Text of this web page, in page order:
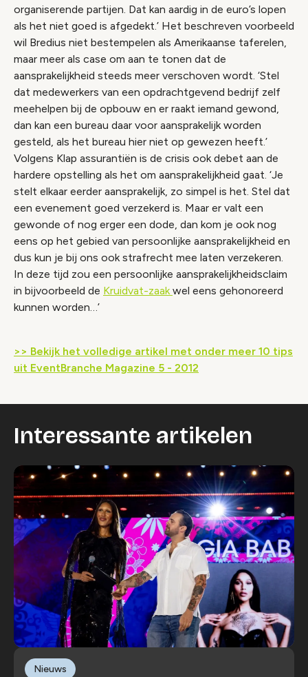
organiserende partijen. Dat kan aardig in de euro’s lopen
als het niet goed is afgedekt.’ Het beschreven voorbeeld
wil Bredius niet bestempelen als Amerikaanse taferelen,
maar meer als case om aan te tonen dat de
aansprakelijkheid steeds meer verschoven wordt. ‘Stel
dat medewerkers van een opdrachtgevend bedrijf zelf
meehelpen bij de opbouw en er raakt iemand gewond,
dan kan een bureau daar voor aansprakelijk worden
gesteld, als het bureau hier niet op gewezen heeft.’
Volgens Klap assurantiën is de crisis ook debet aan de
hardere opstelling als het om aansprakelijkheid gaat. ‘Je
stelt elkaar eerder aansprakelijk, zo simpel is het. Stel dat
een evenement goed verzekerd is. Maar er valt een
gewonde of nog erger een dode, dan kom je ook nog
eens op het gebied van persoonlijke aansprakelijkheid en
dus kun je bij ons ook strafrecht mee laten verzekeren.
In deze tijd zou een persoonlijke aansprakelijkheidsclaim
in bijvoorbeeld de Kruidvat-zaakwel eens gehonoreerd
kunnen worden…’
>> Bekijk het volledige artikel met onder meer 10 tips
uit EventBranche Magazine 5 - 2012
Interessante artikelen
Nieuws